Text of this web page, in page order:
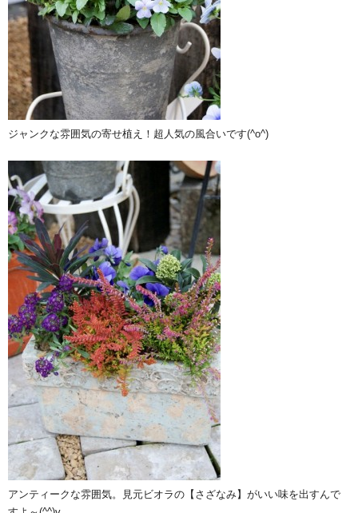
ジャンクな雰囲気の寄せ植え！超人気の風合いです(^o^)
アンティークな雰囲気。見元ビオラの【さざなみ】がいい味を出すんで